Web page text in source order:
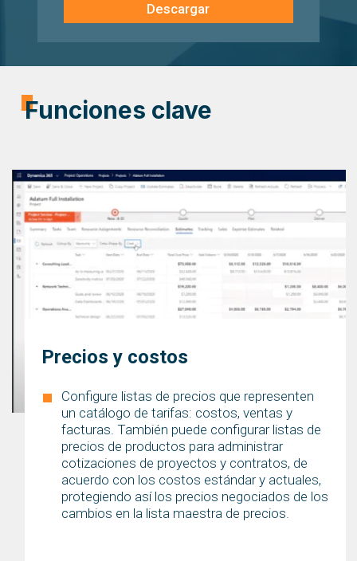
Descargar
Funciones clave
Precios y costos
Configure listas de precios que representen
un catálogo de tarifas: costos, ventas y
facturas. También puede configurar listas de
precios de productos para administrar
cotizaciones de proyectos y contratos, de
acuerdo con los costos estándar y actuales,
protegiendo así los precios negociados de los
cambios en la lista maestra de precios.